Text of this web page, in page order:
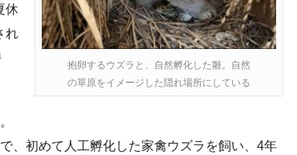
抱卵するウズラと、自然孵化した雛。自然
の草原をイメージした隠れ場所にしている
休
れ
、初めて人工孵化した家禽ウズラを飼い、4年